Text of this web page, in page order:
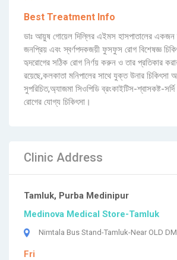
Best Treatment Info
ডাঃ আয়ুষ গোয়েল দিল্লির এইমস হাসপাতালের
জনপ্রিয় এবং স্বর্ণপদকজয়ী ফুসফুস রোগ বিশেষজ্ঞ
হৃদরোগের সঠিক রোগ নির্ণয় করুন ও তার প্রতিকার
রয়েছে,কলকাতা মনিপালের সাথে যুক্ত উনার চিকিৎসা
সুপরিচিত,অ্যাজমা সিওপিডি ব্রংকাইটিস-শ্বাসকষ্ট-সর্দি
রোগের যোগ্য চিকিৎসা।
Clinic Address
Tamluk, Purba Medinipur
Medinova Medical Store-Tamluk
Nimtala Bus Stand-Tamluk-Near OLD
Fri